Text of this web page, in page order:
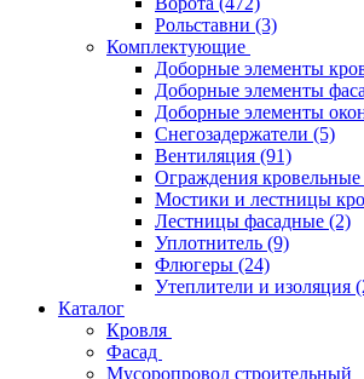
Рольставни (3)
Комплектующие
Доборные элементы
Доборные элементы
Доборные элементы
Снегозадержатели (5)
Вентиляция (91)
Ограждения кровельные
Мостики и лестницы
Лестницы фасадные (2)
Уплотнитель (9)
Флюгеры (24)
Утеплители и изоляция
Каталог
Кровля
Фасад
Мусоропровод строительный